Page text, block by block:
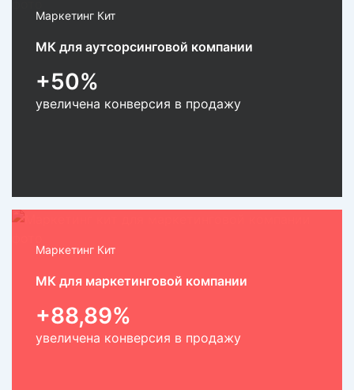
Маркетинг Кит
МК для аутсорсинговой компании
+50%
увеличена конверсия в продажу
Маркетинг Кит
МК для маркетинговой компании
+88,89%
увеличена конверсия в продажу